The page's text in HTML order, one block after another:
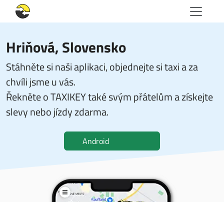
Hriňová, Slovensko
Stáhněte si naši aplikaci, objednejte si taxi a za
chvíli jsme u vás.
Řekněte o TAXIKEY také svým přátelům a získejte
slevy nebo jízdy zdarma.
Android